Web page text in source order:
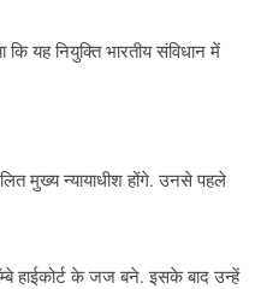
यह नियुक्ति भारतीय संविधान में
मुख्य न्यायाधीश होंगे. उनसे पहले
हाईकोर्ट के जज बने. इसके बाद उन्हें